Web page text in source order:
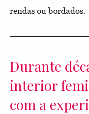
rendas ou bordados.
Durante
interior
com a